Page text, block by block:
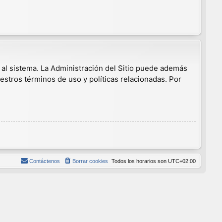
sistema. La Administración del Sitio puede además
términos de uso y políticas relacionadas. Por
Todos los horarios son UTC+02:00
Borrar cookies
Contáctenos